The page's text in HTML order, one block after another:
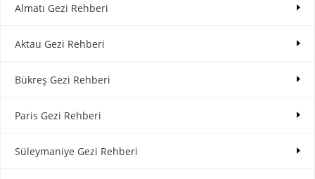
Almatı Gezi Rehberi
Aktau Gezi Rehberi
Bükreş Gezi Rehberi
Paris Gezi Rehberi
Süleymaniye Gezi Rehberi